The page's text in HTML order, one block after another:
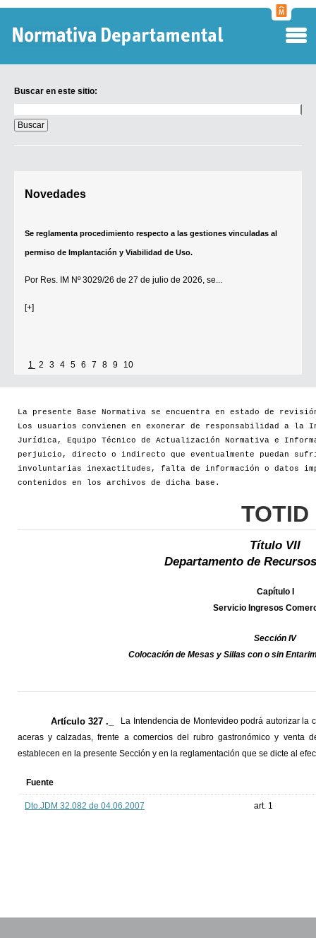
Buscar en este sitio:
en
este
sitio:
Novedades
Se reglamenta procedimiento respecto a las gestiones vinculadas al
permiso de Implantación y Viabilidad de Uso.
Por Res. IM Nº 3029/26 de 27 de julio de 2026, se...
[+]
1 2 3 4 5 6 7 8 9 10
La presente Base Normativa se encuentra en estado de
Los usuarios convienen en exonerar de responsabilidad a la
Jurídica, Equipo Técnico de Actualización Normativa e
perjuicio, directo o indirecto que eventualmente puedan
involuntarias inexactitudes, falta de información o datos
contenidos en los archivos de dicha base.
TOTID
Título VII
Departamento de
Capítulo I
Servicio Ingresos
Sección IV
Colocación de Mesas y Sillas con o sin
Artículo 327 ._
La Intendencia de Montevideo podrá autorizar la
aceras y calzadas, frente a comercios del rubro gastronómico y venta
establecen en la presente Sección y en la reglamentación que se dicte al
Fuente
Dto.JDM 32.082 de 04.06.2007 art. 1